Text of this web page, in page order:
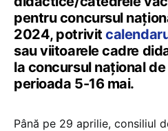
pentru concursul
2024, potrivit
sau viitoarele cadre
la concursul național
perioada 5-16 mai.
Până pe 29 aprilie, consiliul